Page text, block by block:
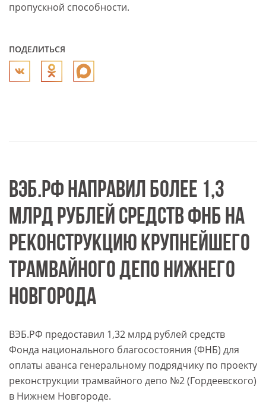
пропускной способности.
ПОДЕЛИТЬСЯ
ВЭБ.РФ НАПРАВИЛ БОЛЕЕ 1,3
МЛРД РУБЛЕЙ СРЕДСТВ ФНБ НА
РЕКОНСТРУКЦИЮ КРУПНЕЙШЕГО
ТРАМВАЙНОГО ДЕПО НИЖНЕГО
НОВГОРОДА
ВЭБ.РФ предоставил 1,32 млрд рублей средств
Фонда национального благосостояния (ФНБ) для
оплаты аванса генеральному подрядчику по проекту
реконструкции трамвайного депо №2 (Гордеевского)
в Нижнем Новгороде.